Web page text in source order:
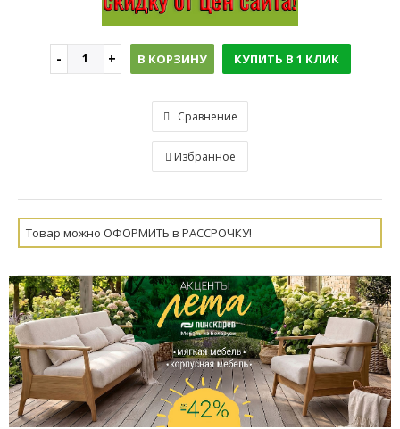
В КОРЗИНУ КУПИТЬ В 1 КЛИК
Сравнение
Избранное
Товар можно ОФОРМИТЬ в РАССРОЧКУ!